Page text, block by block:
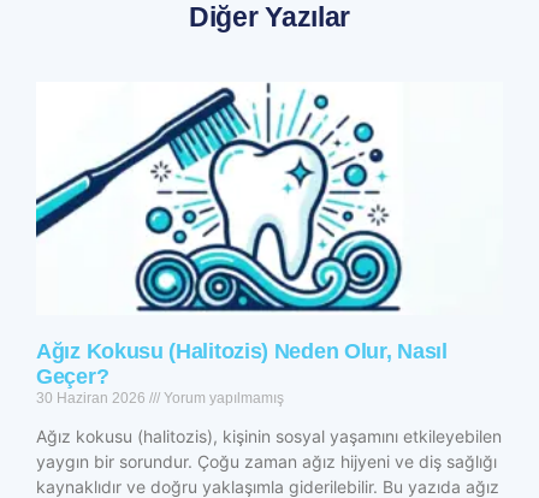
Diğer Yazılar
Ağız Kokusu (Halitozis) Neden Olur, Nasıl
Geçer?
30 Haziran 2026 Yorum yapılmamış
Ağız kokusu (halitozis), kişinin sosyal yaşamını etkileyebilen
yaygın bir sorundur. Çoğu zaman ağız hijyeni ve diş sağlığı
kaynaklıdır ve doğru yaklaşımla giderilebilir. Bu yazıda ağız